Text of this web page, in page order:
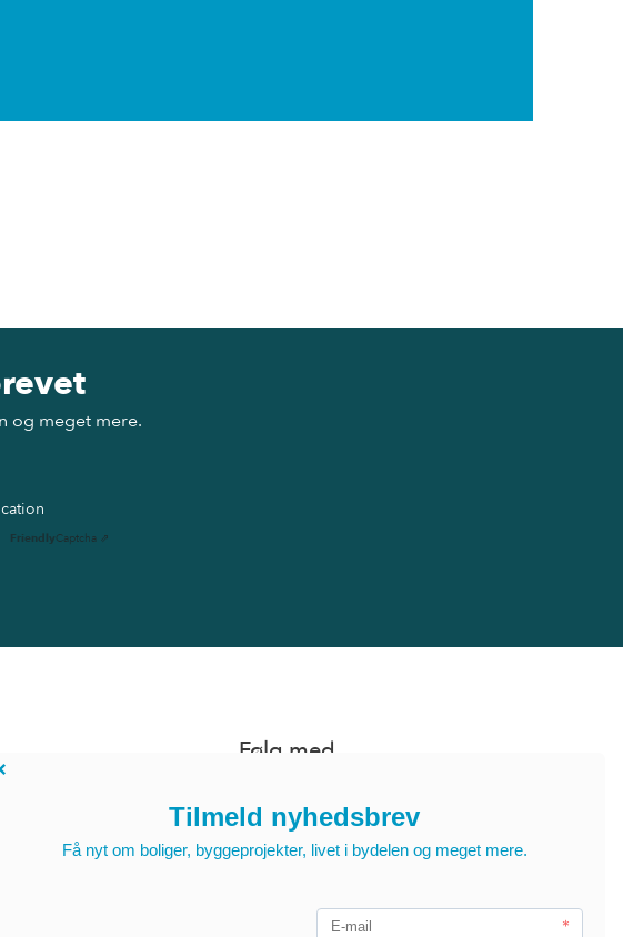
og meget mere.
FriendlyCaptcha ⇗
Køge Kyst
Følg med
Tilmeld dig nyhedsbrevet